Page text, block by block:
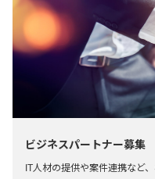
ビジネスパートナー募集
IT人材の提供や案件連携など